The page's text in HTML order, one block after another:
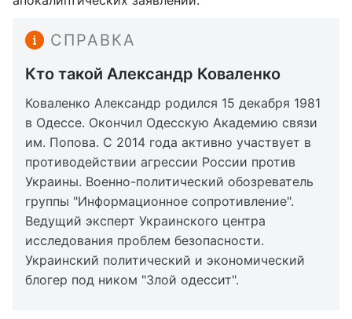
СПРАВКА
Кто такой Александр Коваленко
Коваленко Александр родился 15 декабря 1981
в Одессе. Окончил Одесскую Академию связи
им. Попова. С 2014 года активно участвует в
противодействии агрессии России против
Украины. Военно-политический обозреватель
группы "Информационное сопротивление".
Ведущий эксперт Украинского центра
исследования проблем безопасности.
Украинский политический и экономический
блогер под ником "Злой одессит".